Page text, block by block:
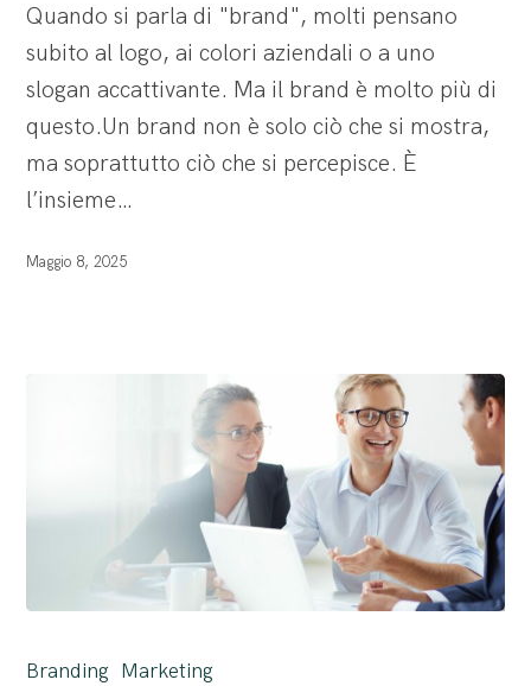
perché
non
si
riduce
al
logo
Quando si parla di "brand", molti pensano
subito al logo, ai colori aziendali o a uno
slogan accattivante. Ma il brand è molto più di
questo.Un brand non è solo ciò che si mostra,
ma soprattutto ciò che si percepisce. È
l’insieme…
Maggio 8, 2025
17
Branding Marketing